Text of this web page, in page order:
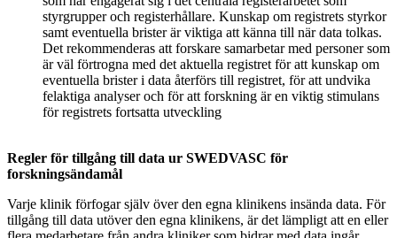
styrgrupper och registerhållare. Kunskap om registrets styrkor
samt eventuella brister är viktiga att känna till när data tolkas.
Det rekommenderas att forskare samarbetar med personer som
är väl förtrogna med det aktuella registret för att kunskap om
eventuella brister i data återförs till registret, för att undvika
felaktiga analyser och för att forskning är en viktig stimulans
för registrets fortsatta utveckling
Regler för tillgång till data ur SWEDVASC för
forskningsändamål
Varje klinik förfogar själv över den egna klinikens insända data. För
tillgång till data utöver den egna klinikens, är det lämpligt att en eller